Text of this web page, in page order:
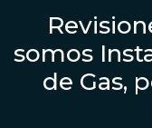
somos
de Gas,